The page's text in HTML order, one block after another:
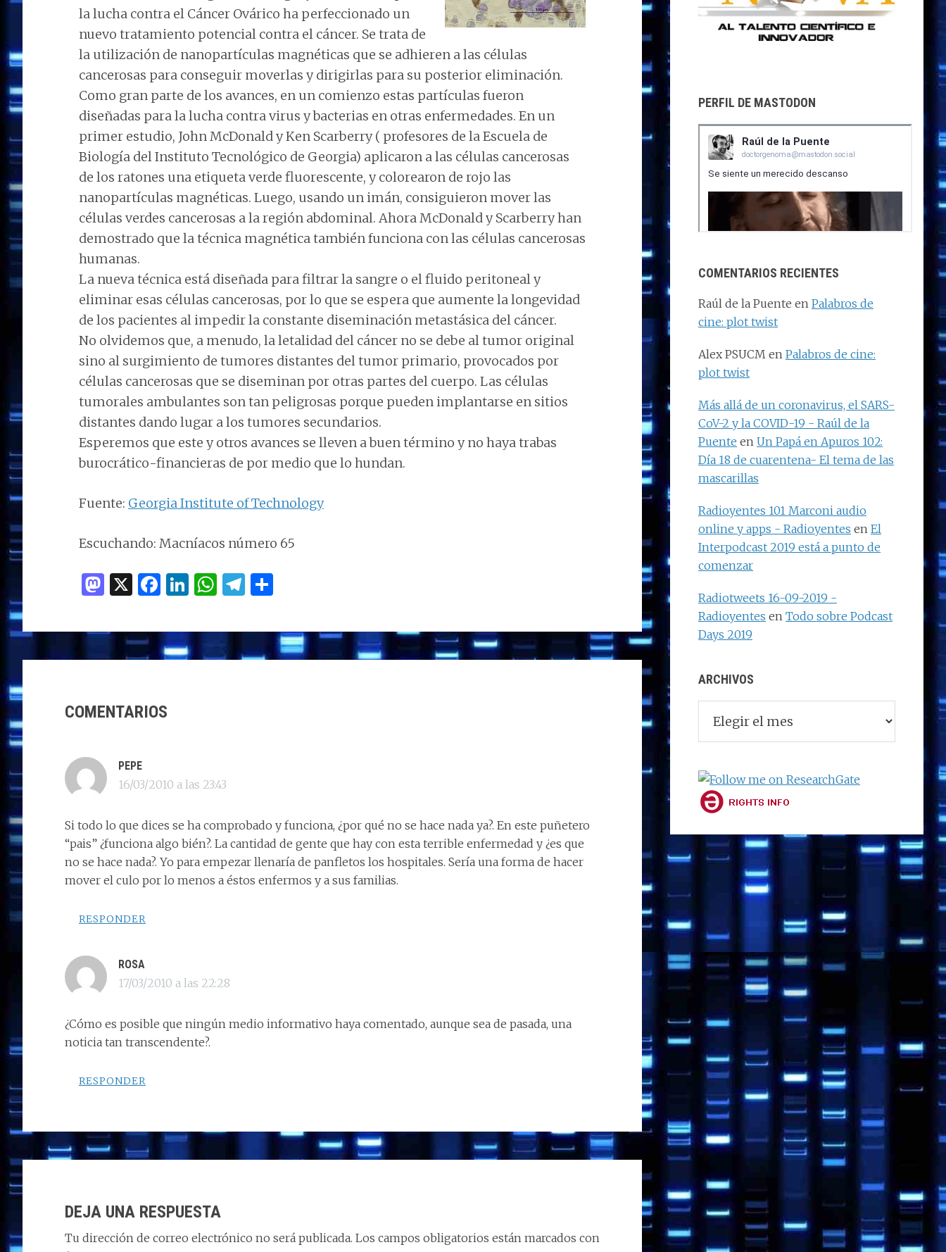
la lucha contra el Cáncer Ovárico ha perfeccionado un
nuevo tratamiento potencial contra el cáncer. Se trata de
la utilización de nanopartículas magnéticas que se adhieren a las células
cancerosas para conseguir moverlas y dirigirlas para su posterior eliminación.
Como gran parte de los avances, en un comienzo estas partículas fueron
diseñadas para la lucha contra virus y bacterias en otras enfermedades. En un
primer estudio, John McDonald y Ken Scarberry ( profesores de la Escuela de
Biología del Instituto Tecnológico de Georgia) aplicaron a las células cancerosas
de los ratones una etiqueta verde fluorescente, y colorearon de rojo las
nanopartículas magnéticas. Luego, usando un imán, consiguieron mover las
células verdes cancerosas a la región abdominal. Ahora McDonald y Scarberry han
demostrado que la técnica magnética también funciona con las células cancerosas
humanas.
La nueva técnica está diseñada para filtrar la sangre o el fluido peritoneal y
eliminar esas células cancerosas, por lo que se espera que aumente la longevidad
de los pacientes al impedir la constante diseminación metastásica del cáncer.
No olvidemos que, a menudo, la letalidad del cáncer no se debe al tumor original
sino al surgimiento de tumores distantes del tumor primario, provocados por
células cancerosas que se diseminan por otras partes del cuerpo. Las células
tumorales ambulantes son tan peligrosas porque pueden implantarse en sitios
distantes dando lugar a los tumores secundarios.
Esperemos que este y otros avances se lleven a buen término y no haya trabas
burocrático-financieras de por medio que lo hundan.
Fuente: Georgia Institute of Technology
Escuchando: Macníacos número 65
M
to
d
X F
ce
b
k
Li
k
e
W
at
s
T
e
g
m
p
CON
LOS
LECTORES
COMENTARIOS
PEPE
16/03/2010 a las 23:43
Si todo lo que dices se ha comprobado y funciona, ¿por qué no se hace nada ya?. En este puñetero
“pais” ¿funciona algo bién?. La cantidad de gente que hay con esta terrible enfermedad y ¿es que
no se hace nada?. Yo para empezar llenaría de panfletos los hospitales. Sería una forma de hacer
mover el culo por lo menos a éstos enfermos y a sus familias.
RESPONDER
ROSA
17/03/2010 a las 22:28
¿Cómo es posible que ningún medio informativo haya comentado, aunque sea de pasada, una
noticia tan transcendente?.
RESPONDER
DEJA UNA RESPUESTA
Tu dirección de correo electrónico no será publicada. Los campos obligatorios están marcados con
PERFIL DE MASTODON
COMENTARIOS RECIENTES
Raúl de la Puente en Palabros de
cine: plot twist
Alex PSUCM en Palabros de cine:
plot twist
Más allá de un coronavirus, el SARS-
CoV-2 y la COVID-19 - Raúl de la
Puente en Un Papá en Apuros 102:
Día 18 de cuarentena- El tema de las
mascarillas
Radioyentes 101 Marconi audio
online y apps - Radioyentes en El
Interpodcast 2019 está a punto de
comenzar
Radiotweets 16-09-2019 -
Radioyentes en Todo sobre Podcast
Days 2019
ARCHIVOS